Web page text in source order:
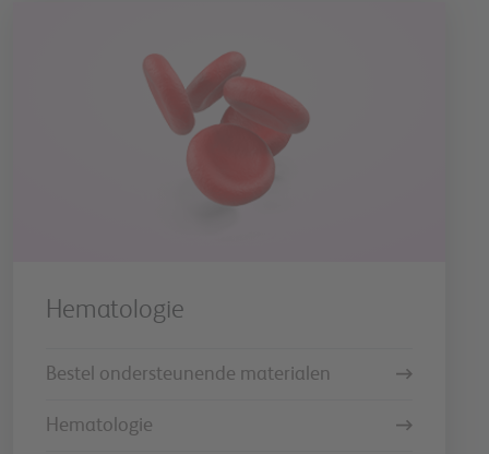
Hematologie
Bestel ondersteunende materialen
Hematologie